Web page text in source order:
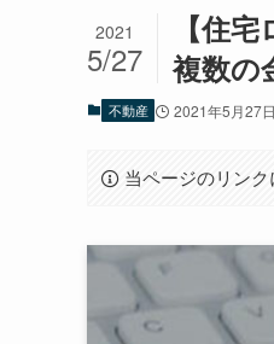
【住
複数の
2021
5/27
不動産 2021年5月27日
当ページのリンク